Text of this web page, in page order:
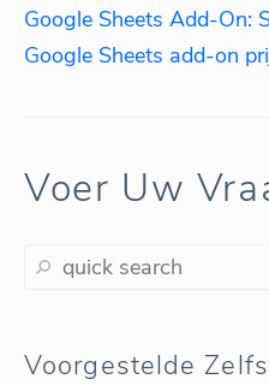
Google Sheets Add-On:
Google Sheets add-on
Voer Uw
Voorgestelde